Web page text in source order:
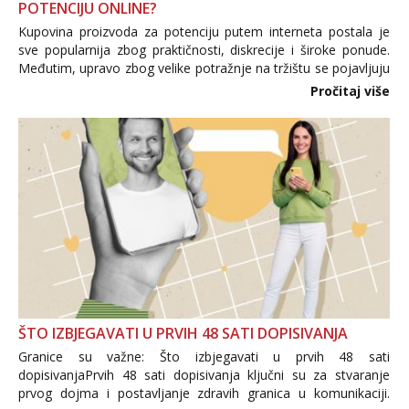
POTENCIJU ONLINE?
Kupovina proizvoda za potenciju putem interneta postala je
sve popularnija zbog praktičnosti, diskrecije i široke ponude.
Međutim, upravo zbog velike potražnje na tržištu se pojavljuju
i brojni krivotvoreni proizvodi, nepouzdane internetske
Pročitaj više
ŠTO IZBJEGAVATI U PRVIH 48 SATI DOPISIVANJA
Granice su važne: Što izbjegavati u prvih 48 sati
dopisivanjaPrvih 48 sati dopisivanja ključni su za stvaranje
prvog dojma i postavljanje zdravih granica u komunikaciji.